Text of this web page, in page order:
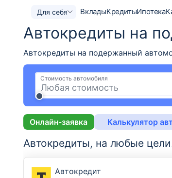
Для себя ВкладыКредитыИпотека
Автокредиты на
Автокредиты на подержанный
Стоимость автомобиля
Онлайн-заявка Калькулятор
Автокредиты, на любые
Автокредит